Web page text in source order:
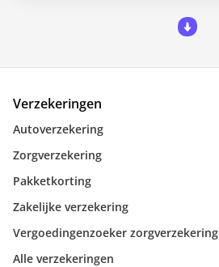
Verzekeringen
Autoverzekering
Zorgverzekering
Pakketkorting
Zakelijke verzekering
Vergoedingenzoeker zorgverzekering
Alle verzekeringen